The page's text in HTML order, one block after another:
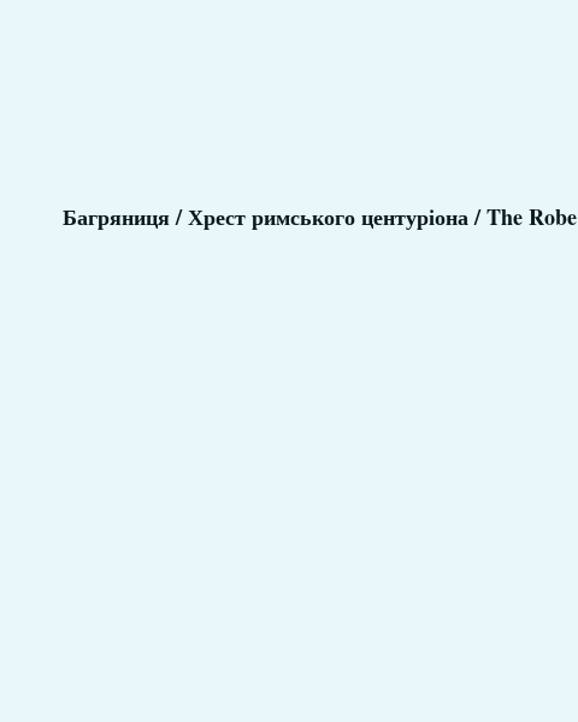
Багряниця / Хрест римського центуріона / The Robe